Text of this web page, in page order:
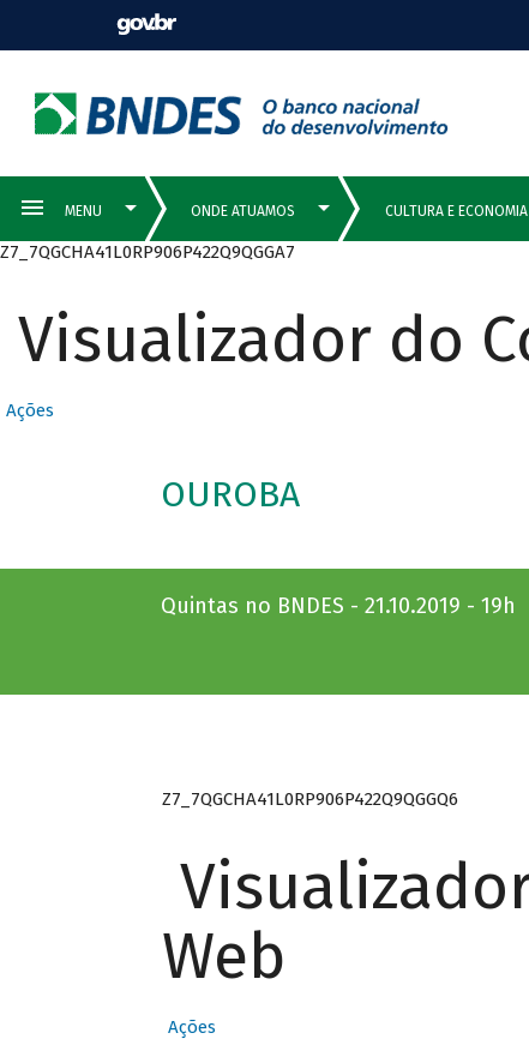
Z7_7QGCHA41L0RP906P422Q9QGGA7
Visualizador do
Ações
OUROBA
Quintas no BNDES - 21.10.2019 - 19h
Z7_7QGCHA41L0RP906P422Q9QGGQ6
Web
Ações